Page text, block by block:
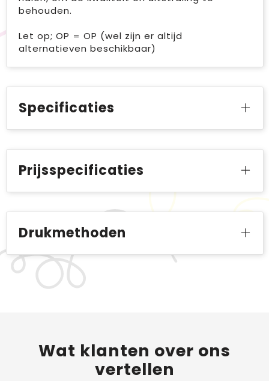
behouden.
Let op; OP = OP (wel zijn er altijd
alternatieven beschikbaar)
Specificaties
Prijsspecificaties
Drukmethoden
Wat klanten over ons
vertellen